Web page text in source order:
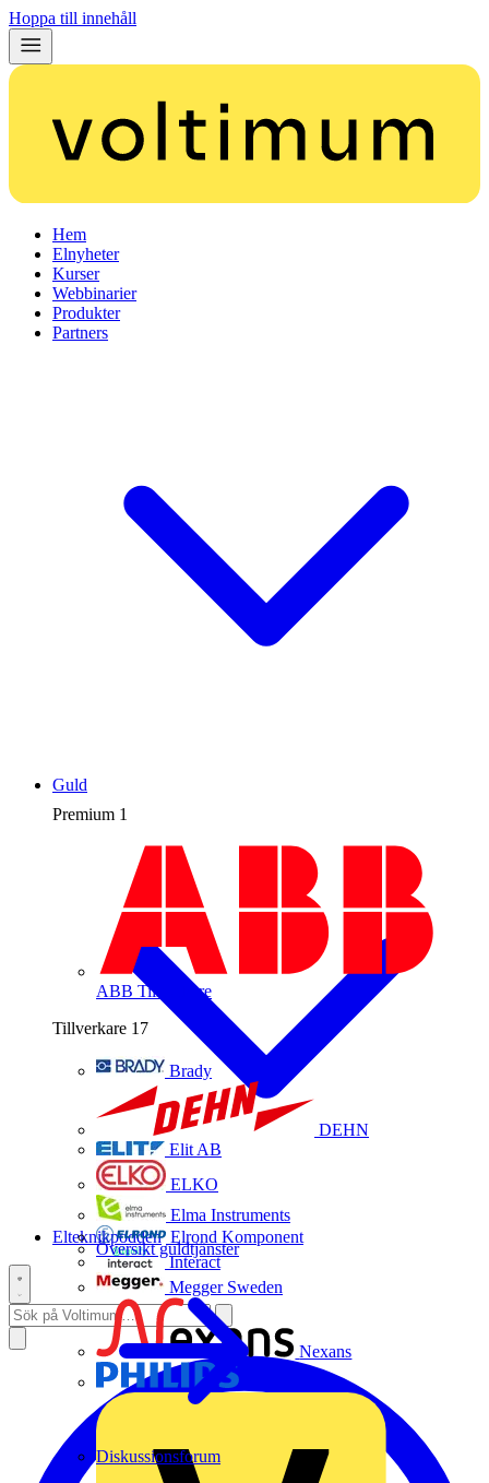
Hoppa till innehåll
Hem
Elnyheter
Kurser
Webbinarier
Produkter
Partners
Premium 1
ABB Tillverkare
Tillverkare 17
Brady
DEHN
Elit AB
ELKO
Elma Instruments
Elrond Komponent
Interact
Megger Sweden
Nexans
Guld
Översikt guldtjänster
Diskussionsforum
Elteknikpodden